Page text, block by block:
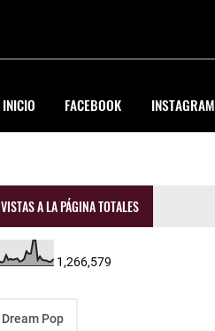
INICIO FACEBOOK INSTAGRAM
VISTAS A LA PÁGINA TOTALES
1,266,579
Dream Pop